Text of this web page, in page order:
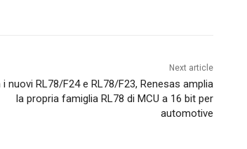
Next article
i nuovi RL78/F24 e RL78/F23, Renesas amplia
la propria famiglia RL78 di MCU a 16 bit per
automotive